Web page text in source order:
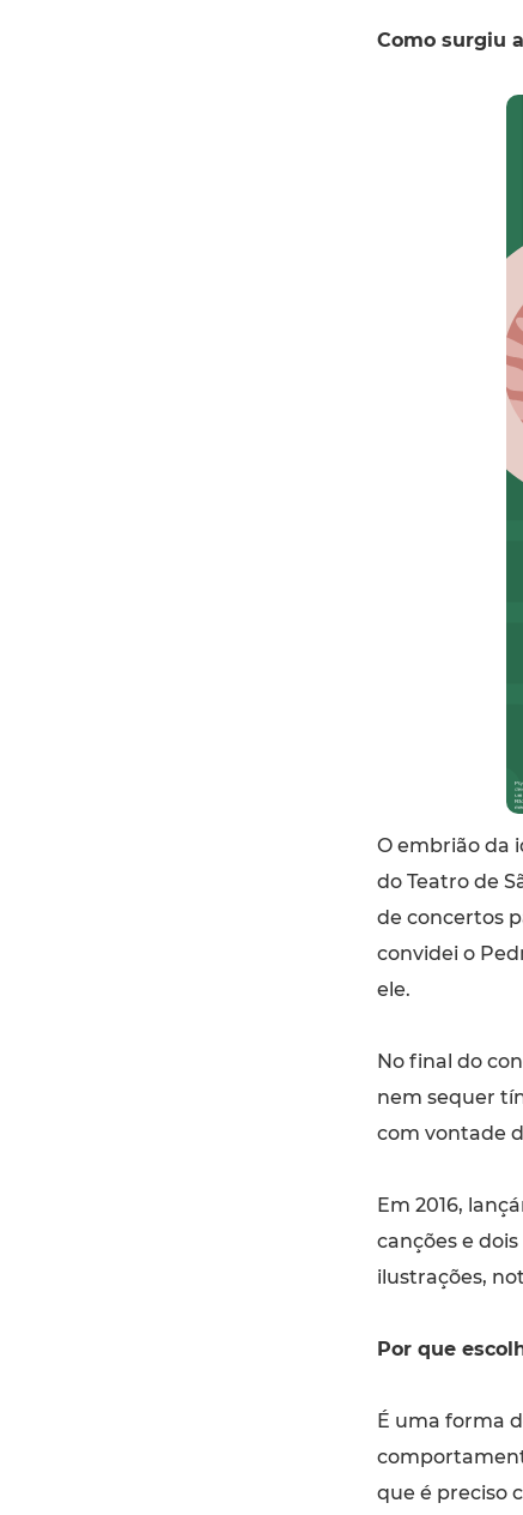
Como surgiu
O embrião da
do Teatro de
de concertos
convidei o
ele.
No final do
nem sequer
com vontade
Em 2016,
canções e
ilustrações,
Por que
É uma forma
que é preciso